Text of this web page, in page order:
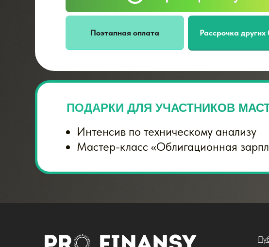
Рассрочка других
Поэтапная оплата
ПОДАРКИ ДЛЯ УЧАСТНИКОВ
Интенсив по техническому анализу
Мастер-класс «Облигационная